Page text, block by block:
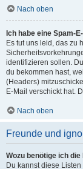
Nach oben
Ich habe eine Spam-
Es tut uns leid, das zu
identifizieren sollen.
du bekommen hast,
(Headers)
E-Mail verschickt hat.
Nach oben
Freunde und
Wozu benötige ich
Du kannst diese